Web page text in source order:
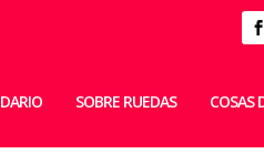
SOBRE RUEDAS COSAS